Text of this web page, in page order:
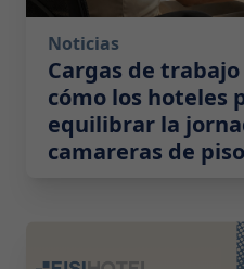
Noticias
Cargas de
cómo los hoteles
equilibrar la
camareras de piso
2026-05-19 08:00:00